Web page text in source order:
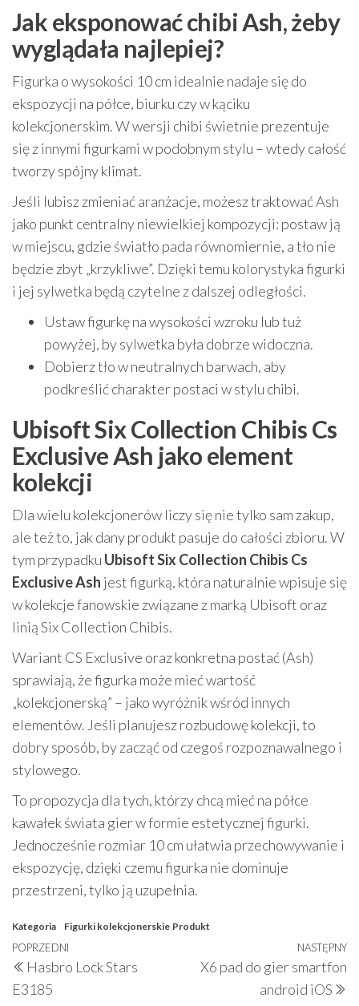
Jak eksponować chibi Ash, żeby
wyglądała najlepiej?
Figurka o wysokości 10 cm idealnie nadaje się do
ekspozycji na półce, biurku czy w kąciku
kolekcjonerskim. W wersji chibi świetnie prezentuje
się z innymi figurkami w podobnym stylu – wtedy całość
tworzy spójny klimat.
Jeśli lubisz zmieniać aranżacje, możesz traktować Ash
jako punkt centralny niewielkiej kompozycji: postaw ją
w miejscu, gdzie światło pada równomiernie, a tło nie
będzie zbyt „krzykliwe”. Dzięki temu kolorystyka figurki
i jej sylwetka będą czytelne z dalszej odległości.
Ustaw figurkę na wysokości wzroku lub tuż
powyżej, by sylwetka była dobrze widoczna.
Dobierz tło w neutralnych barwach, aby
podkreślić charakter postaci w stylu chibi.
Ubisoft Six Collection Chibis Cs
Exclusive Ash jako element
kolekcji
Dla wielu kolekcjonerów liczy się nie tylko sam zakup,
ale też to, jak dany produkt pasuje do całości zbioru. W
tym przypadku Ubisoft Six Collection Chibis Cs
Exclusive Ash jest figurką, która naturalnie wpisuje się
w kolekcje fanowskie związane z marką Ubisoft oraz
linią Six Collection Chibis.
Wariant CS Exclusive oraz konkretna postać (Ash)
sprawiają, że figurka może mieć wartość
„kolekcjonerską” – jako wyróżnik wśród innych
elementów. Jeśli planujesz rozbudowę kolekcji, to
dobry sposób, by zacząć od czegoś rozpoznawalnego i
stylowego.
To propozycja dla tych, którzy chcą mieć na półce
kawałek świata gier w formie estetycznej figurki.
Jednocześnie rozmiar 10 cm ułatwia przechowywanie i
ekspozycję, dzięki czemu figurka nie dominuje
przestrzeni, tylko ją uzupełnia.
Kategoria Figurki kolekcjonerskie Produkt
Nawigacja
wpisu
Poprzedni
wpis
POPRZEDNI
Hasbro Lock Stars
E3185
NASTĘPNY
X6 pad do gier smartfon
android iOS